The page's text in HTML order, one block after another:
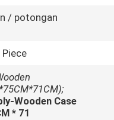
/ potongan
Piece
Wooden Case
* 71